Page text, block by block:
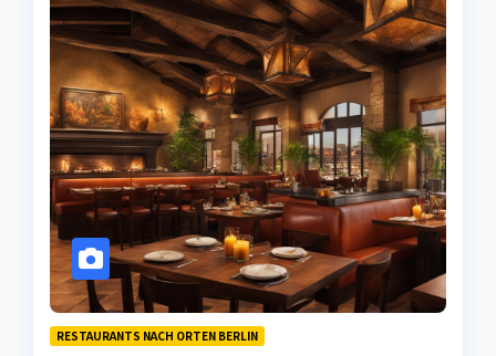
RESTAURANTS NACH ORTEN BERLIN